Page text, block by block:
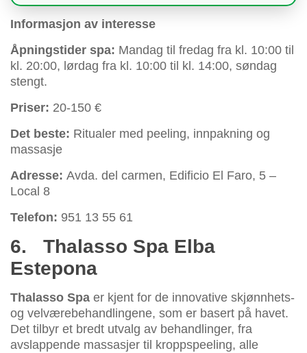
Informasjon av interesse
Åpningstider spa: Mandag til fredag fra kl. 10:00 til
kl. 20:00, lørdag fra kl. 10:00 til kl. 14:00, søndag
stengt.
Priser: 20-150 €
Det beste: Ritualer med peeling, innpakning og
massasje
Adresse: Avda. del carmen, Edificio El Faro, 5 –
Local 8
Telefon: 951 13 55 61
6. Thalasso Spa Elba
Estepona
Thalasso Spa er kjent for de innovative skjønnhets-
og velværebehandlingene, som er basert på havet.
Det tilbyr et bredt utvalg av behandlinger, fra
avslappende massasjer til kroppspeeling, alle